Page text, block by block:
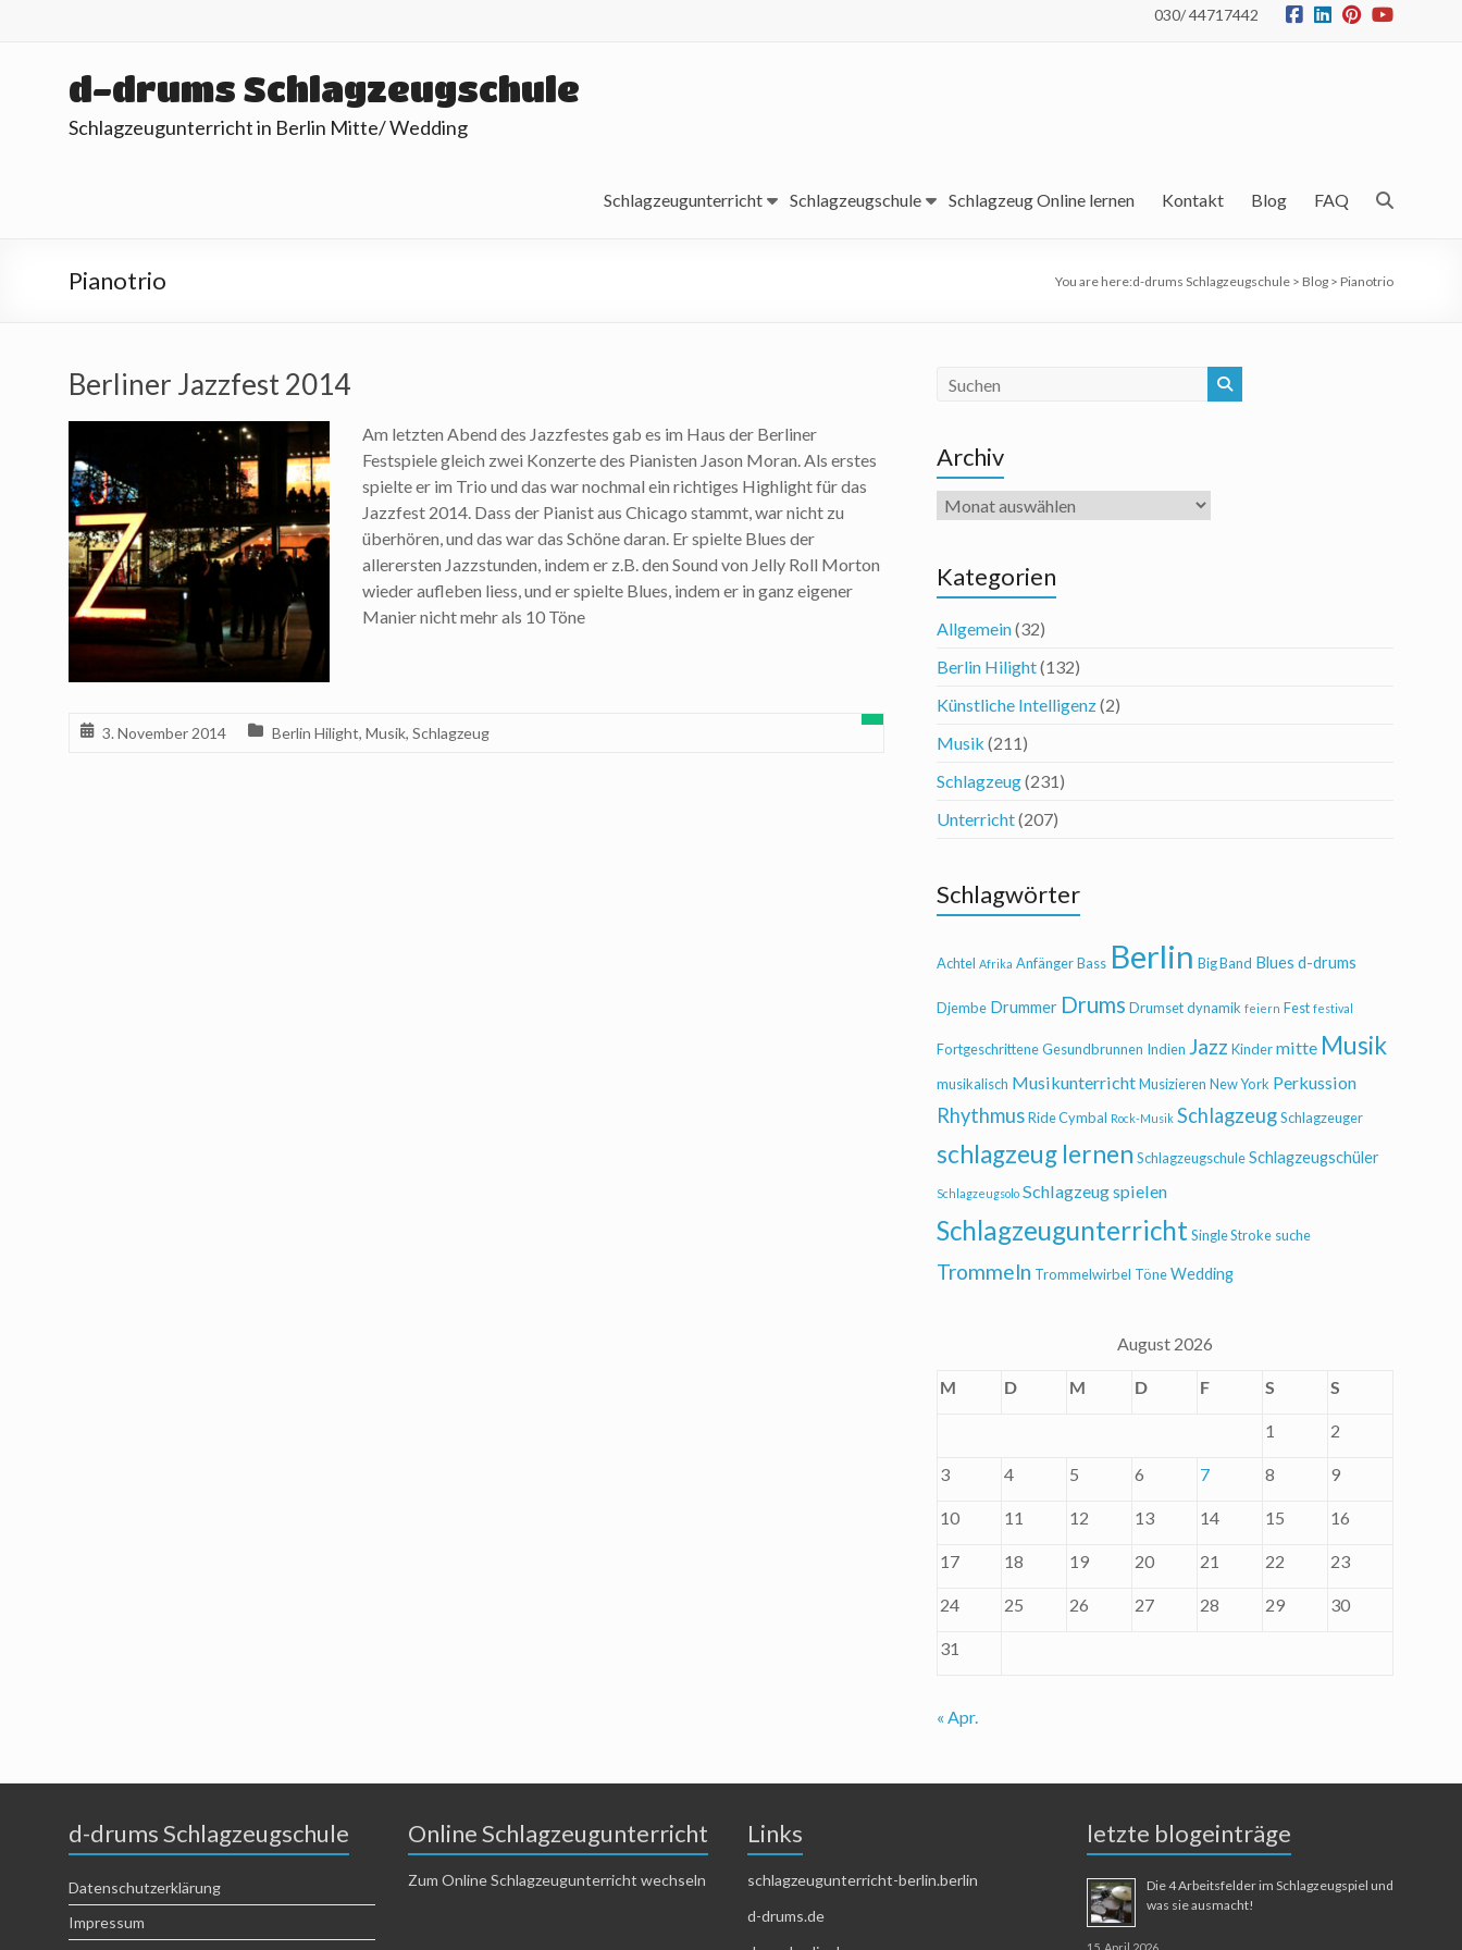
030/ 44717442
d-drums Schlagzeugschule
Schlagzeugunterricht in Berlin Mitte/ Wedding
Schlagzeugunterricht Schlagzeugschule Schlagzeug Online lernen Kontakt Blog FAQ
Pianotrio You are here:d-drums Schlagzeugschule > Blog > Pianotrio
Berliner Jazzfest 2014
Am letzten Abend des Jazzfestes gab es im Haus der Berliner
Festspiele gleich zwei Konzerte des Pianisten Jason Moran. Als erstes
spielte er im Trio und das war nochmal ein richtiges Highlight für das
Jazzfest 2014. Dass der Pianist aus Chicago stammt, war nicht zu
überhören, und das war das Schöne daran. Er spielte Blues der
allerersten Jazzstunden, indem er z.B. den Sound von Jelly Roll Morton
wieder aufleben liess, und er spielte Blues, indem er in ganz eigener
Manier nicht mehr als 10 Töne
3. November 2014 Berlin Hilight, Musik, Schlagzeug
Archiv
Archiv
Kategorien
Allgemein(32)
Berlin Hilight(132)
Künstliche Intelligenz(2)
Musik (211)
Schlagzeug(231)
Unterricht(207)
Schlagwörter
Achtel Afrika AnfängerBass Berlin Big Band Blues d-drums
Djembe Drummer Drums Drumsetdynamik feiern Fest festival
FortgeschritteneGesundbrunnen Indien Jazz Kindermitte Musik
musikalisch MusikunterrichtMusizieren New York Perkussion
RhythmusRide Cymbal Rock-Musik SchlagzeugSchlagzeuger
schlagzeug lernen SchlagzeugschuleSchlagzeugschüler
Schlagzeugsolo Schlagzeug spielen
SchlagzeugunterrichtSingle Stroke suche
Trommeln Trommelwirbel TöneWedding
August 2026
M D M D F S S
1 2
3 4 5 6 7 8 9
10 11 12 13 14 15 16
17 18 19 20 21 22 23
24 25 26 27 28 29 30
31
« Apr.
d-drums Schlagzeugschule
Datenschutzerklärung
Impressum
Online Schlagzeugunterricht
Zum Online Schlagzeugunterricht wechseln
Links
schlagzeugunterricht-berlin.berlin
d-drums.de
letzte blogeinträge
Die 4 Arbeitsfelder im Schlagzeugspiel und
was sie ausmacht!